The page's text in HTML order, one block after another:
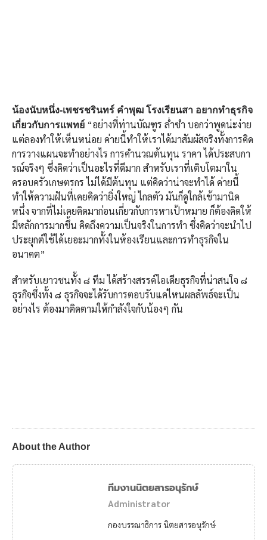
น้องนับหนึ่ง-เพชรชรินทร์ คำพุฒ โรงเรียนสา อยากทำธุรกิจ
เกี่ยวกับการแพทย์ “อย่างที่ท่านบัณฑูร ล่ำซำ บอกว่าพูดน่ะง่าย
แต่ลองทำให้เห็นหน่อย ค่ายนี้ทำให้เราได้มาสัมผัสจริงทั้งการคิด
การวางแผนจะทำอย่างไร การคำนวณต้นทุน ราคา ได้ประสบกา
รณ์จริงๆ ซึ่งคิดว่าเป็นอะไรที่ดีมาก สำหรับเราที่เติบโตมาใน
ครอบครัวเกษตรกร ไม่ได้มีต้นทุน แต่คิดว่าน่าจะทำได้ ค่ายนี้
ทำให้ความฝันที่เคยคิดว่ายิ่งใหญ่ ไกลตัว มันก็ดูใกล้เข้ามานิด
หนึ่ง จากที่ไม่เคยคิดมาก่อนเกี่ยวกับการหาเป้าหมาย ก็ต้องคิดให้
มีหลักการมากขึ้น คิดถึงความเป็นจริงในการทำ ซึ่งคิดว่าจะนำไป
ประยุกต์ใช้ได้เยอะมากทั้งในห้องเรียนและการทำธุรกิจใน
อนาคต”
สำหรับเยาวชนทั้ง ๘ ทีม ได้สร้างสรรค์ไอเดียธุรกิจที่น่าสนใจ ๘
ธุรกิจซึ่งทั้ง ๘ ธุรกิจจะได้รับการตอบรับแค่ไหนผลลัพธ์จะเป็น
อย่างไร ต้องมาติดตามให้กำลังใจกับน้องๆ กัน
About the Author
ทีมงานนิตยสารอนุรักษ์
Administrator
กองบรรณาธิการ นิตยสารอนุรักษ์